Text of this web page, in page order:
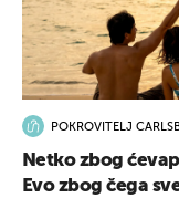
POKROVITELJ
Netko zbog
Evo zbog čega